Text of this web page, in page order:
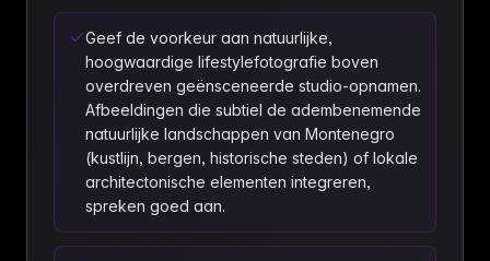
Geef de voorkeur aan natuurlijke,
hoogwaardige lifestylefotografie boven
overdreven geënsceneerde studio-opnamen.
Afbeeldingen die subtiel de adembenemende
natuurlijke landschappen van Montenegro
(kustlijn, bergen, historische steden) of lokale
architectonische elementen integreren,
spreken goed aan.